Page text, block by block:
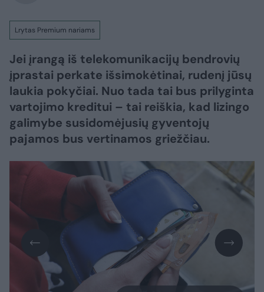
Lrytas Premium nariams
Jei įrangą iš telekomunikacijų bendrovių
įprastai perkate išsimokėtinai, rudenį jūsų
laukia pokyčiai. Nuo tada tai bus prilyginta
vartojimo kreditui – tai reiškia, kad lizingo
galimybe susidomėjusių gyventojų
pajamos bus vertinamos griežčiau.